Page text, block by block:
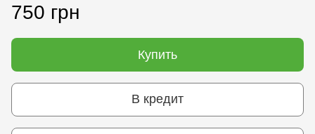
750 грн
Купить
В кредит